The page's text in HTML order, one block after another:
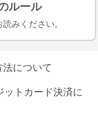
ルール
みください。
法について
ットカード決済に